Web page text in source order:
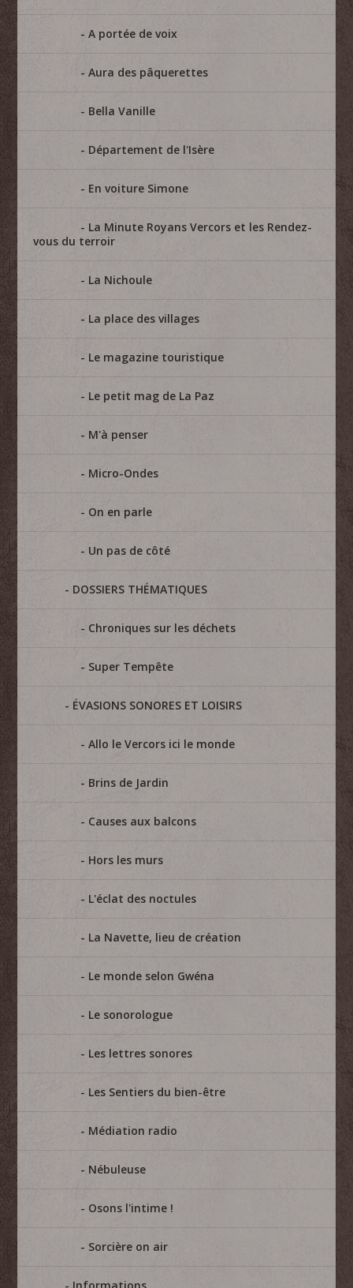
A portée de voix
Aura des pâquerettes
Bella Vanille
Département de l'Isère
En voiture Simone
La Minute Royans Vercors et les Rendez-
vous du terroir
La Nichoule
La place des villages
Le magazine touristique
Le petit mag de La Paz
M'à penser
Micro-Ondes
On en parle
Un pas de côté
DOSSIERS THÉMATIQUES
Chroniques sur les déchets
Super Tempête
ÉVASIONS SONORES ET LOISIRS
Allo le Vercors ici le monde
Brins de Jardin
Causes aux balcons
Hors les murs
L'éclat des noctules
La Navette, lieu de création
Le monde selon Gwéna
Le sonorologue
Les lettres sonores
Les Sentiers du bien-être
Médiation radio
Nébuleuse
Osons l'intime !
Sorcière on air
Informations